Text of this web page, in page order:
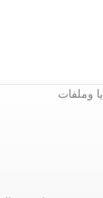
وملفات